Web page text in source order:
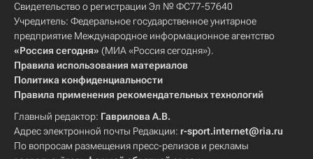
Свидетельство о регистрации Эл № ФС77-57640
Учредитель: Федеральное государственное унитарное
предприятие Международное информационное агентство
«Россия сегодня» (МИА «Россия сегодня»).
Правила использования материалов
Политика конфиденциальности
Правила применения рекомендательных технологий
Главный редактор: Гаврилова А.В.
Адрес электронной почты Редакции: r-sport.internet@ria.ru
По вопросам размещения пресс-релизов и рекламы